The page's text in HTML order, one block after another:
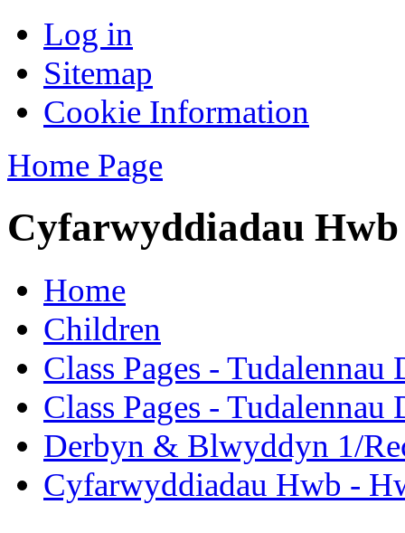
Log in
Sitemap
Cookie Information
Home Page
Cyfarwyddiadau
Home
Children
Class Pages - Tudalennau
Class Pages -
Derbyn & Blwyddyn 1/
Cyfarwyddiadau Hwb -